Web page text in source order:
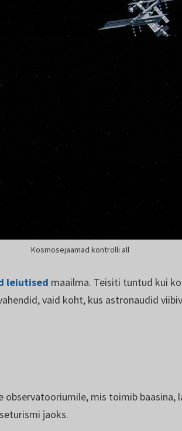
Kosmosejaamad kontrolli all
leiutised maailma. Teisiti tuntud kui
vaid koht, kus astronaudid
mis toimib baasina,
jaoks.